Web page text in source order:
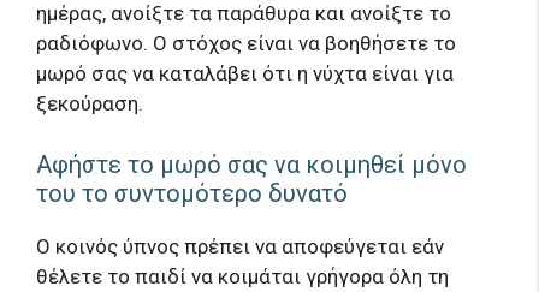
ημέρας, ανοίξτε τα παράθυρα και ανοίξτε το
ραδιόφωνο. Ο στόχος είναι να βοηθήσετε το
μωρό σας να καταλάβει ότι η νύχτα είναι για
ξεκούραση.
Αφήστε το μωρό σας να κοιμηθεί μόνο
του το συντομότερο δυνατό
Ο κοινός ύπνος πρέπει να αποφεύγεται εάν
θέλετε το παιδί να κοιμάται γρήγορα όλη τη